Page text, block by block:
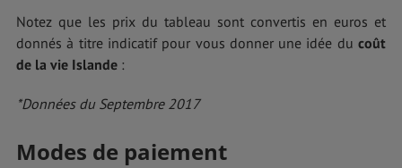
Notez que les prix du tableau sont convertis en euros et
donnés à titre indicatif pour vous donner une idée du coût
de la vie Islande :
*Données du Septembre 2017
Modes de paiement